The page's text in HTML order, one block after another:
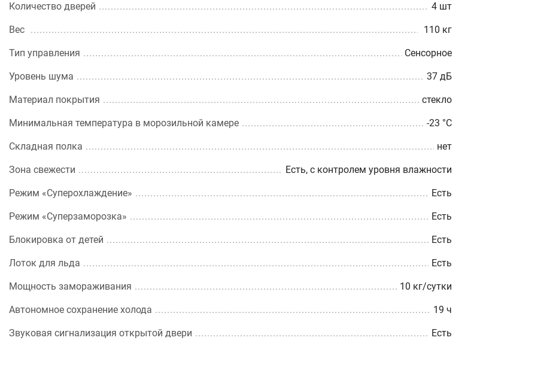
Количество дверей 4 шт
Вес 110 кг
Тип управления Сенсорное
Уровень шума 37 дБ
Материал покрытия стекло
Минимальная температура в морозильной камере -23 °C
Складная полка нет
Зона свежести Есть, с контролем уровня влажности
Режим «Суперохлаждение» Есть
Режим «Суперзаморозка» Есть
Блокировка от детей Есть
Лоток для льда Есть
Мощность замораживания 10 кг/cутки
Автономное сохранение холода 19 ч
Звуковая сигнализация открытой двери Есть